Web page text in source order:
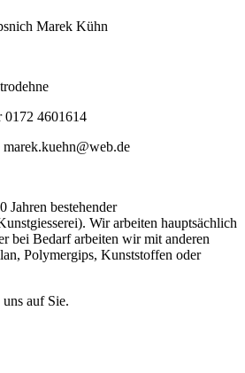
Marek Kühn
0172 4601614
marek.kuehn@web.de
Jahren bestehender
Wir arbeiten hauptsächlich
bei Bedarf arbeiten wir mit anderen
Polymergips, Kunststoffen oder
auf Sie.